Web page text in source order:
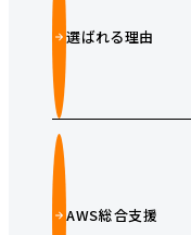
選ばれる理由
AWS総合支援